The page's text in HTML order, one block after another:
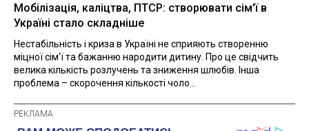
Мобілізація, каліцтва, ПТСР: створювати сім'ї в
Україні стало складніше
Нестабільність і криза в Україні не сприяють створенню
міцної сім'ї та бажанню народити дитину. Про це свідчить
велика кількість розлучень та зниження шлюбів. Інша
проблема – скорочення кількості чоло...